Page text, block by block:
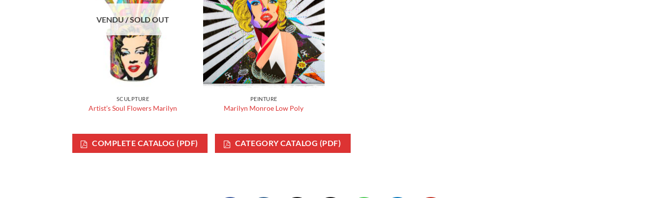
VENDU / SOLD OUT
SCULPTURE
Artist’s Soul Flowers Marilyn
PEINTURE
Marilyn Monroe Low Poly
COMPLETE CATALOG (PDF) CATEGORY CATALOG (PDF)